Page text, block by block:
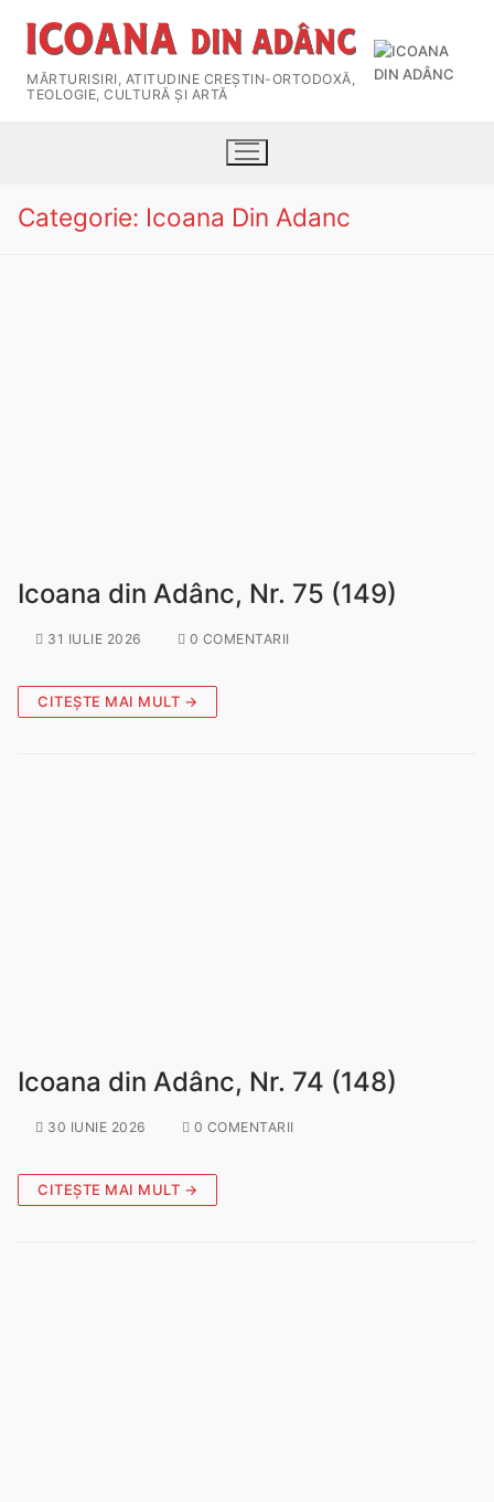
MĂRTURISIRI, ATITUDINE CREŞTIN-ORTODOXĂ,
TEOLOGIE, CULTURĂ ȘI ARTĂ
Contact
Categorie: Icoana Din Adanc
Icoana din Adânc, Nr. 75 (149)
31 IULIE 2026 0 COMENTARII
CITEȘTE MAI MULT →
Icoana din Adânc, Nr. 74 (148)
30 IUNIE 2026 0 COMENTARII
CITEȘTE MAI MULT →